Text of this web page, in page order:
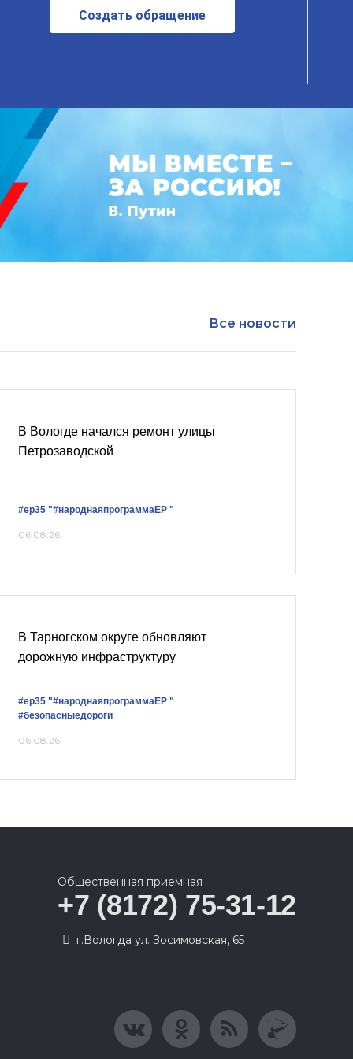
Создать обращение
Все новости
В Вологде начался ремонт улицы
Петрозаводской
#ер35 "#народнаяпрограммаЕР "
06.08.26
В Тарногском округе обновляют
дорожную инфраструктуру
#ер35 "#народнаяпрограммаЕР "
#безопасныедороги
06.08.26
Общественная приемная
+7 (8172) 75-31-12
г.Вологда ул. Зосимовская, 65